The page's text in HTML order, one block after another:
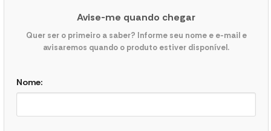
Avise-me quando chegar
Quer ser o primeiro a saber? Informe seu nome e e-mail e
avisaremos quando o produto estiver disponível.
Nome: